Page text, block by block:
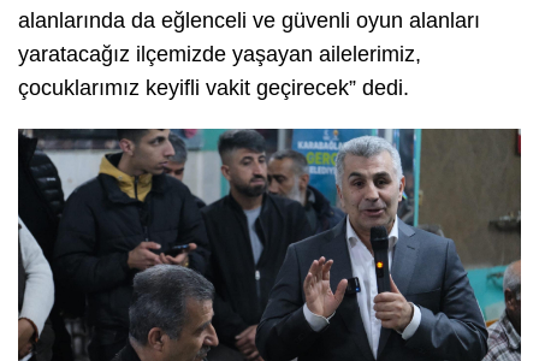
alanlarında da eğlenceli ve güvenli oyun alanları
yaratacağız ilçemizde yaşayan ailelerimiz,
çocuklarımız keyifli vakit geçirecek” dedi.